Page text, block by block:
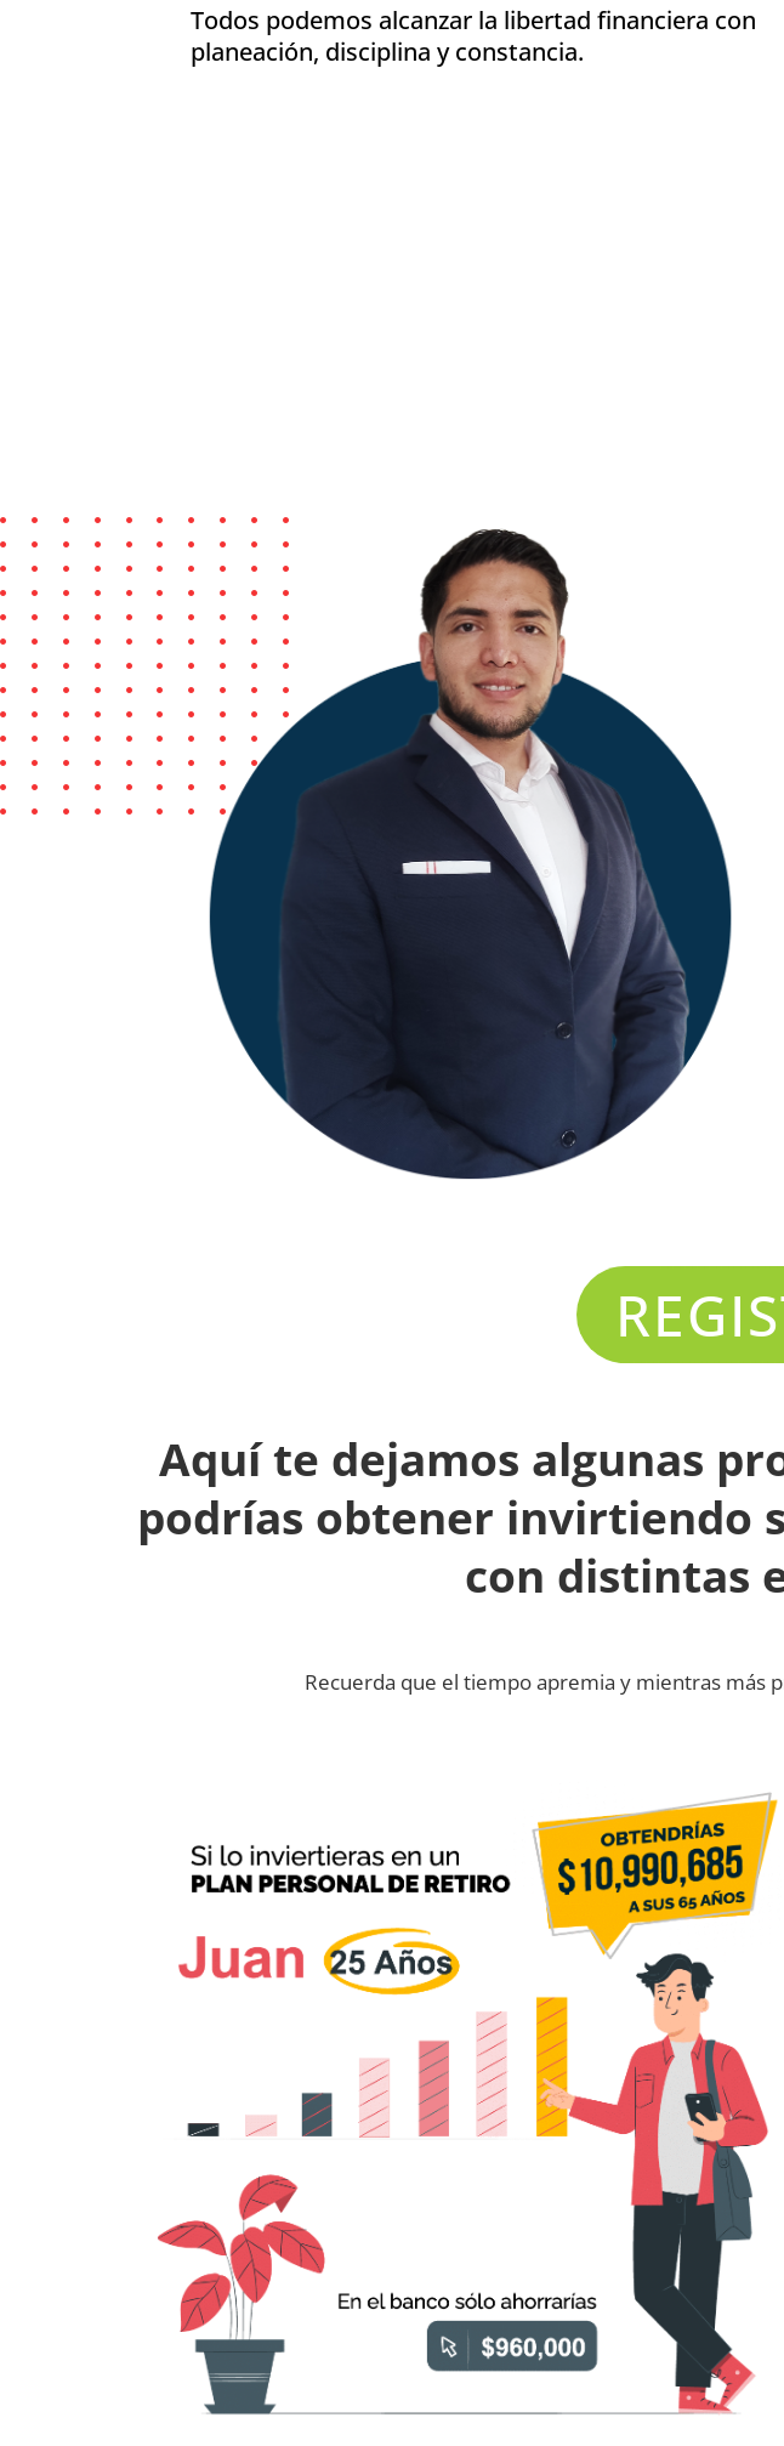
Todos podemos alcanzar la libertad financiera con
planeación, disciplina y constancia.
Aquí te dejamos algunas
podrías obtener invirtiendo
con distintas
Recuerda que el tiempo apremia y mientras más